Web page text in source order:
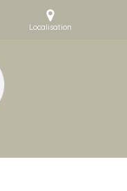
Localisation